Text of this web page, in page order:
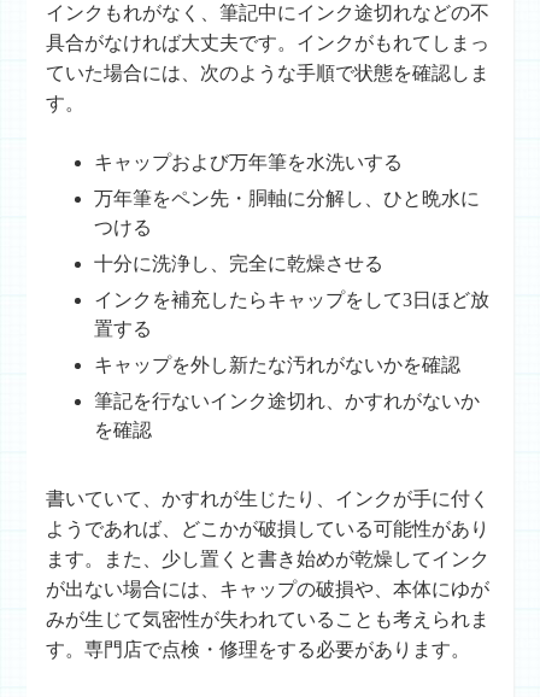
インクもれがなく、筆記中にインク途切れなどの不
具合がなければ大丈夫です。インクがもれてしまっ
ていた場合には、次のような手順で状態を確認しま
す。
キャップおよび万年筆を水洗いする
万年筆をペン先・胴軸に分解し、ひと晩水に
つける
十分に洗浄し、完全に乾燥させる
インクを補充したらキャップをして3日ほど放
置する
キャップを外し新たな汚れがないかを確認
筆記を行ないインク途切れ、かすれがないか
を確認
書いていて、かすれが生じたり、インクが手に付く
ようであれば、どこかが破損している可能性があり
ます。また、少し置くと書き始めが乾燥してインク
が出ない場合には、キャップの破損や、本体にゆが
みが生じて気密性が失われていることも考えられま
す。専門店で点検・修理をする必要があります。